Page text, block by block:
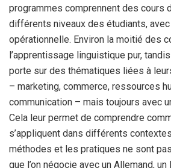
programmes comprennent des cours
différents niveaux des étudiants,
opérationnelle. Environ la moitié des
l’apprentissage linguistique pur,
porte sur des thématiques liées à
– marketing, commerce, ressources
communication – mais toujours avec
Cela leur permet de comprendre
s’appliquent dans différents
méthodes et les pratiques ne sont
que l’on négocie avec un Allemand, un